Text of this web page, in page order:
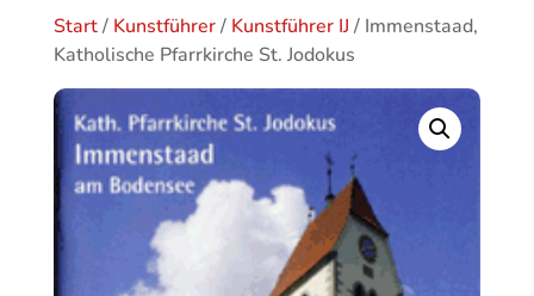
Start/ Kunstführer/ Kunstführer IJ / Immenstaad,
Katholische Pfarrkirche St. Jodokus